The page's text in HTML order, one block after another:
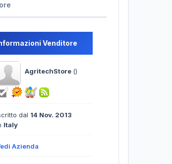
Venditore
AgritechStore ()
dal 14 Nov. 2013
Italy
Azienda